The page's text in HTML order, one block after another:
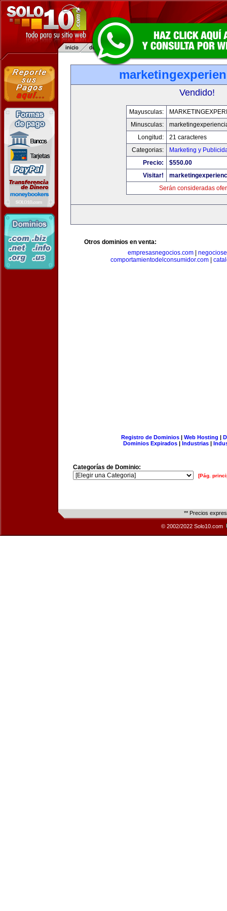
Vendido!
Mayusculas:
Minusculas:
Longitud:
21 caracteres
Categorias:
Marketing y
Precio:
$550.00
Visitar!
Serán consideradas
Otros dominios en venta:
empresasnegocios.com|
comportamientodelconsumidor.com|
Registro de Dominios| Web Hosting |
Dominios Expirados | Industrias |
Categorías de Dominio:
[Pág.
** Precios
© 2002/2022 Solo10.com